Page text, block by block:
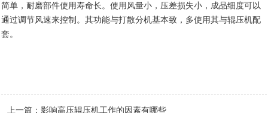
简单，耐磨部件使用寿命长。使用风量小，压差损失小，成品细度可以
通过调节风速来控制。其功能与打散分机基本致，多使用其与辊压机配
套。
上一篇：影响高压辊压机工作的因素有哪些